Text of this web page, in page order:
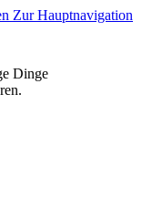
Zur Hauptnavigation
Dinge